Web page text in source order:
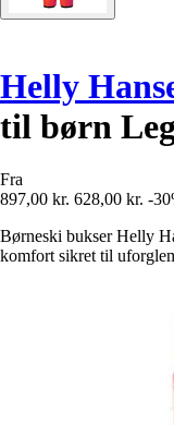
Helly
til børn
Fra
897,00 kr. 628,00 kr. -
Børneski bukser Helly
komfort sikret til